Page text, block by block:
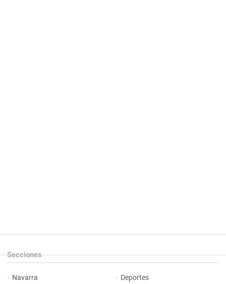
Secciones
Navarra Deportes